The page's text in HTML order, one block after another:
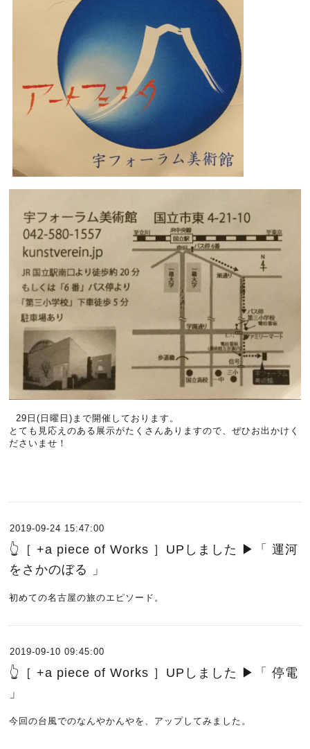
29日(日曜日)まで開催しております。
とても見応えのある展示がたくさんありますので、ぜひお出かけく
ださいませ！
2019-09-24 15:47:00
👆［ +a piece of Works ］UPしました ▶︎「 運河
をさかのぼる 」
初めての名古屋の旅のエピソード。
2019-09-10 09:45:00
👆［ +a piece of Works ］UPしました ▶︎「 停電
」
今回の台風でのなんやかんやを、アップしてみました。